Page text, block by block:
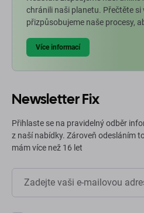
chránili naši planetu. Přečtěte si
přizpůsobujeme naše procesy,
Více informací
Newsletter Fix
Přihlaste se na pravidelný odběr
z naší nabídky. Zároveň odesláním
mám více než 16 let